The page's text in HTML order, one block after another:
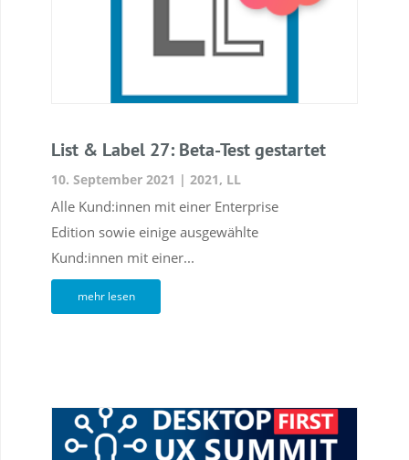
List & Label 27: Beta-Test gestartet
10. September 2021 | 2021, LL
Alle Kund:innen mit einer Enterprise
Edition sowie einige ausgewählte
Kund:innen mit einer...
mehr lesen